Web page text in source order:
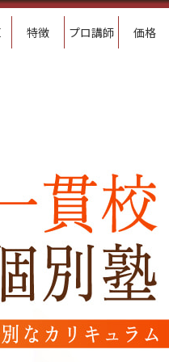
特徴 プロ講師 価格